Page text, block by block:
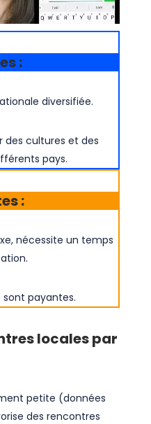
:
diversifiée.
des cultures et des
pays.
:
nécessite un temps
payantes.
locales par
petite (données
des rencontres